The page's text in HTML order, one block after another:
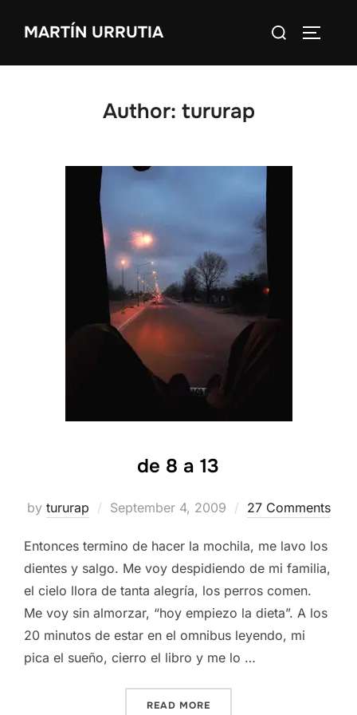
MARTÍN URRUTIA
Search
Author: tururap
de 8 a 13
by tururap
Posted
September 4, 2009 27 Comments
Entonces termino de hacer la mochila, me lavo los
dientes y salgo. Me voy despidiendo de mi familia,
el cielo llora de tanta alegría, los perros comen.
Me voy sin almorzar, “hoy empiezo la dieta”. A los
20 minutos de estar en el omnibus leyendo, mi
pica el sueño, cierro el libro y me lo …
READ MORE